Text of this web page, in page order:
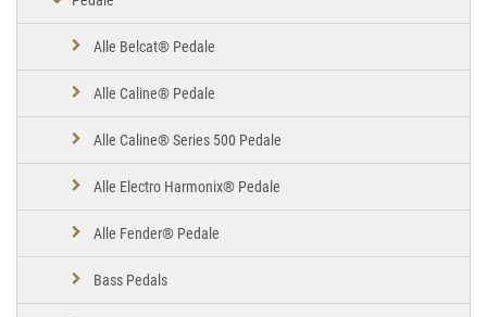
Alle Belcat® Pedale
Alle Caline® Pedale
Alle Caline® Series 500 Pedale
Alle Electro Harmonix® Pedale
Alle Fender® Pedale
Bass Pedals